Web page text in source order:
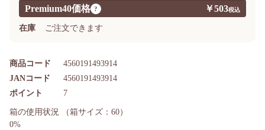
Premium40価格 ? ￥503
在庫 ご注文できます
商品コード 4560191493914
ポイント 7
JANコード 4560191493914
箱の使用状況
（箱サイズ：60）
0%